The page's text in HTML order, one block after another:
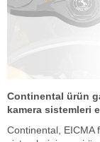
Continental ürün
kamera sistemleri
Continental, EICMA